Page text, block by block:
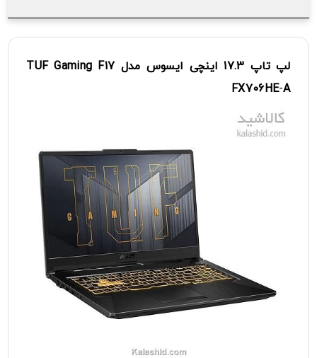
لپ تاپ 17.3 اینچی ایسوس مدل TUF Gaming F17
FX706HE-A